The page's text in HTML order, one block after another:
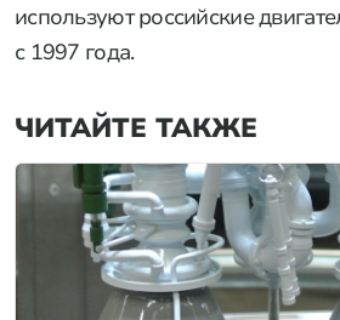
используют российские
с 1997 года.
ЧИТАЙТЕ ТАКЖЕ